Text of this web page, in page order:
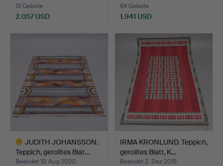
13 Gebote
2.057 USD
64 Gebote
1.941 USD
JUDITH JOHANSSON.
Teppich, gerolltes Blat…
Beendet 19. Aug 2020
IRMA KRONLUND. Teppich,
gerolltes Blatt, K…
Beendet 2. Dez 2015